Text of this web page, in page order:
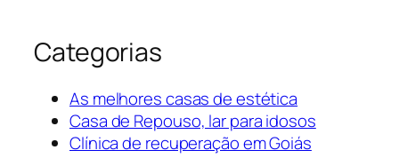
Categorias
As melhores casas de estética
Casa de Repouso, lar para idosos
Clínica de recuperação em Goiás